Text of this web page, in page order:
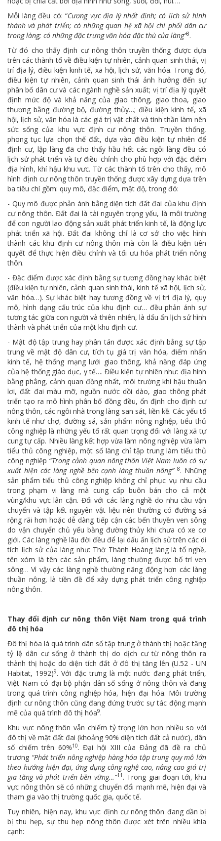
Mỗi làng đều có: “Cương vực địa lý nhất định; có lịch sử hình
thành và phát triển; có những quan hệ xã hội chi phối dân cư
trong làng; có những đặc trưng văn hóa đặc thù của làng”8.
Từ đó cho thấy định cư nông thôn truyền thống được dựa
trên các thành tố về điều kiện tự nhiên, cảnh quan sinh thái, vị
trí địa lý, điều kiện kinh tế, xã hội, lịch sử, văn hóa. Trong đó,
điều kiện tự nhiên, cảnh quan sinh thái ảnh hưởng đến sự
phân bố dân cư và các ngành nghề sản xuất; vị trí địa lý quyết
định mức độ và khả năng của giao thông, giao thoa, giao
thương bằng đường bộ, đường thủy…; điều kiện kinh tế, xã
hội, lịch sử, văn hóa là các giá trị vật chất và tinh thần làm nên
sức sống của khu vực định cư nông thôn. Truyền thống,
phong tục lựa chọn thế đất, dựa vào điều kiện tự nhiên để
định cư, lập làng đã cho thấy hầu hết các ngôi làng đều có
lịch sử phát triển và tự điều chỉnh cho phù hợp với đặc điểm
địa hình, khí hậu khu vưc. Từ các thành tố trên cho thấy, mô
hình định cư nông thôn truyền thống được xây dựng dựa trên
ba tiêu chí gồm: quy mô, đặc điểm, mật độ, trong đó:
- Quy mô được phản ánh bằng diện tích đất đai của khu định
cư nông thôn. Đất đai là tài nguyên trọng yếu, là môi trường
để con người lao động sản xuất phát triển kinh tế, là động lực
phát triển xã hội. Đất đai không chỉ là cơ sở cho việc hình
thành các khu định cư nông thôn mà còn là điều kiện tiên
quyết để thực hiện điều chỉnh và tối ưu hóa phát triển nông
thôn.
- Đặc điểm được xác định bằng sự tương đồng hay khác biệt
(điều kiện tự nhiên, cảnh quan sinh thái, kinh tế xã hội, lịch sử,
văn hóa…). Sự khác biệt hay tương đồng về vị trí địa lý, quy
mô, hình dạng cấu trúc của khu định cư… đều phản ánh sự
tương tác giữa con người và thiên nhiên, là dấu ấn lịch sử hình
thành và phát triển của một khu định cư.
- Mật độ tập trung hay phân tán được xác định bằng sự tập
trung về mật độ dân cư, tích tụ giá trị văn hóa, điểm nhấn
kinh tế, hệ thống mạng lưới giao thông, khả năng đáp ứng
của hệ thống giáo dục, y tế…. Điều kiện tự nhiên như: địa hình
bằng phẳng, cảnh quan đồng nhất, môi trường khí hậu thuận
lơi, đất đai màu mỡ, nguồn nước dồi dào, giao thông phát
triển tạo ra mô hình phân bố đồng đều, ổn định cho định cư
nông thôn, các ngôi nhà trong làng san sát, liền kề. Các yếu tố
kinh tế như chợ, đường sá, sản phẩm nông nghiệp, tiểu thủ
công nghiệp là những yếu tố rất quan trọng đối với làng xã tự
cung tự cấp. Nhiều làng kết hợp vừa làm nông nghiệp vừa làm
tiểu thủ công nghiệp, một số làng chỉ tập trung làm tiểu thủ
công nghiệp “Trong cảnh quan nông thôn Việt Nam luôn có sự
xuất hiện các làng nghề bên cạnh làng thuần nông” 8. Những
sản phẩm tiểu thủ công nghiệp không chỉ phục vụ nhu cầu
trong phạm vi làng mà cung cấp buôn bán cho cả một
vùng/khu vực lân cận. Đối với các làng nghề do nhu cầu vận
chuyển và tập kết nguyên vật liệu nên thường có đường sá
rộng rãi hơn hoặc dễ dàng tiếp cận các bến thuyền ven sông
do vận chuyển chủ yếu bằng đường thủy khi chưa có xe cơ
giới. Các làng nghề lâu đời đều để lại dấu ấn lịch sử trên các di
tích lịch sử của làng như: Thờ Thành Hoàng làng là tổ nghề,
tên xóm là tên các sản phẩm, làng thường được bố trí ven
sông… Vì vậy các làng nghề thường năng động hơn các làng
thuần nông, là tiền đề để xây dựng phát triển công nghiệp
nông thôn.
Thay đổi định cư nông thôn Việt Nam trong quá trình
đô thị hóa
Đô thị hóa là quá trình dân số tập trung ở thành thị hoặc tăng
tỷ lệ dân cư sống ở thành thị do dịch cư từ nông thôn ra
thành thị hoặc do diện tích đất ở đô thị tăng lên (U.52 - UN
Habitat, 1992)9. Với đặc trưng là một nước đang phát triển,
Việt Nam có đại bộ phận dân số sống ở nông thôn và đang
trong quá trình công nghiệp hóa, hiện đại hóa. Môi trường
định cư nông thôn cũng đang đứng trước sự tác động mạnh
mẽ của quá trình đô thị hóa9.
Khu vực nông thôn vẫn chiếm tỷ trọng lớn hơn nhiều so với
đô thị về mặt đất đai (khoảng 90% diện tích đất cả nước), dân
số chiếm trên 60%10. Đại hội XIII của Đảng đã đề ra chủ
trương “Phát triển nông nghiệp hàng hóa tập trung quy mô lớn
theo hướng hiện đại, ứng dụng công nghệ cao, nâng cao giá trị
gia tăng và phát triển bền vững…”11 . Trong giai đoạn tới, khu
vực nông thôn sẽ có những chuyển đổi mạnh mẽ, hiện đại và
tham gia vào thị trường quốc gia, quốc tế.
Tuy nhiên, hiện nay, khu vực định cư nông thôn đang dần bị
bị thu hẹp, sự thu hẹp nông thôn được xét trên nhiều khía
cạnh: